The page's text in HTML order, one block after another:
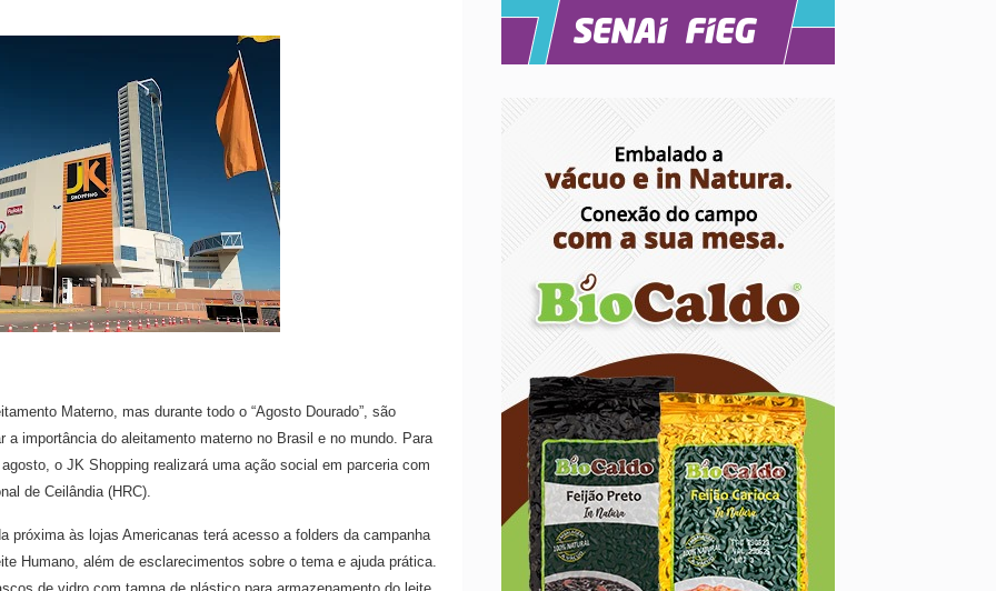
Materno, mas durante todo o “Agosto Dourado”, são
importância do aleitamento materno no Brasil e no mundo. Para
o JK Shopping realizará uma ação social em parceria com
de Ceilândia (HRC).
próxima às lojas Americanas terá acesso a folders da campanha
Humano, além de esclarecimentos sobre o tema e ajuda prática.